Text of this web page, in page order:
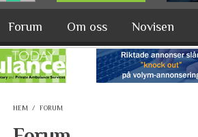
Forum Om oss Novisen
HEM / FORUM